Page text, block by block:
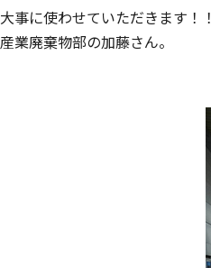
大事に使わせていただきます！！
産業廃棄物部の加藤さん。